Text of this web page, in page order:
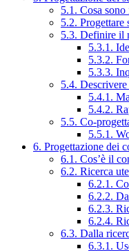
5.1. Cosa
5.2.
5.3. Definire il
5.3.1.
5.3.2.
5.3.3.
5.4.
5.4.1.
5.4.2.
5.5. Co-
5.5.1.
6. Progettazione dei
6.1. Cos’è il
6.2. Ricerca
6.2.1.
6.2.2.
6.2.3.
6.2.4.
6.3. Dalla
6.3.1.